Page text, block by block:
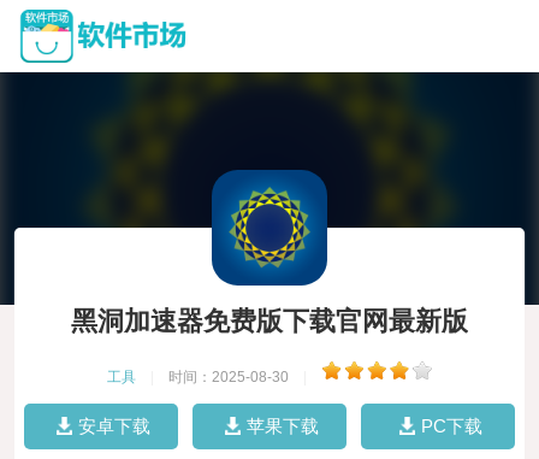
黑洞加速器免费版下载官网最新版
工具 时间：2025-08-30
安卓下载 苹果下载 PC下载